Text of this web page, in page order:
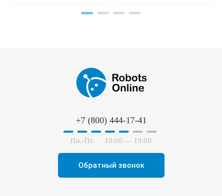
+7 (800) 444-17-41
Пн.-Пт. 10:00 — 19:00
Обратный звонок